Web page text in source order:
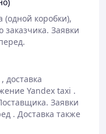
помощником на
и полезные
простой способ
в повседневное
гостей необычным
(одной коробки),
заказчика. Заявки
доставка
Yandex taxi .
Заявки
. Доставка также